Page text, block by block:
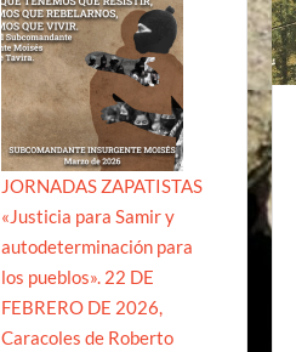
JORNADAS ZAPATISTAS
«Justicia para Samir y
autodeterminación para
los pueblos». 22 DE
FEBRERO DE 2026,
Caracoles de Roberto